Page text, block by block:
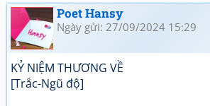
Poet Hansy
Ngày gửi: 27/09/2024 15:29
KỶ NIỆM THƯƠNG VỀ
[Trắc-Ngũ độ]